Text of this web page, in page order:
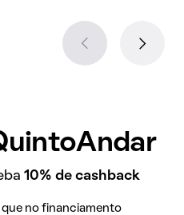
10% de cashback
que no financiamento